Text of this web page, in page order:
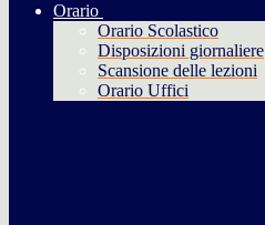
Orario
Orario Scolastico
Disposizioni giornaliere
Scansione delle lezioni
Orario Uffici